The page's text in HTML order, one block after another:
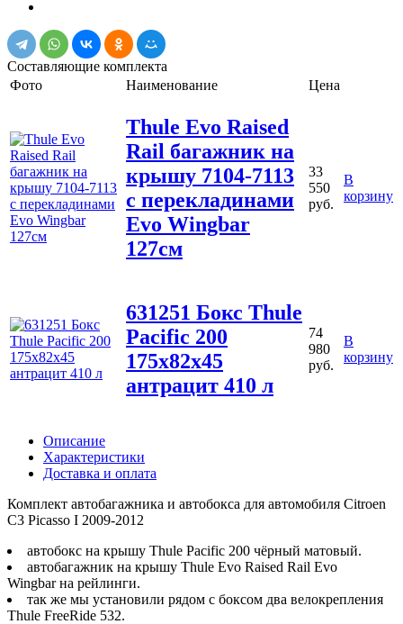
Составляющие комплекта
Фото
Наименование Цена
Thule Evo Raised
Rail багажник на
крышу 7104-7113
с перекладинами
Evo Wingbar
127см
33
550
руб.
В
корзину
631251 Бокс Thule
Pacific 200
175x82x45
антрацит 410 л
74
980
руб.
В
корзину
Описание
Характеристики
Доставка и оплата
Комплект автобагажника и автобокса для автомобиля Citroen
C3 Picasso I 2009-2012
автобокс на крышу Thule Pacific 200 чёрный матовый.
автобагажник на крышу Thule Evo Raised Rail Evo
Wingbar на рейлинги.
так же мы установили рядом с боксом два велокрепления
Thule FreeRide 532.